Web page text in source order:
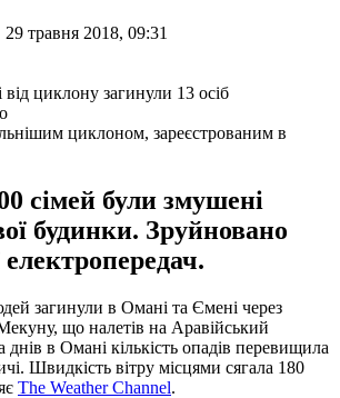
травня 2018, 09:31
циклоном, зареєстрованим в
сімей були змушені
будинки. Зруйновано
електропередач.
загинули в Омані та Ємені через
що налетів на Аравійський
днів в Омані кількість опадів перевищила
Швидкість вітру місцями сягала 180
The Weather Channel.